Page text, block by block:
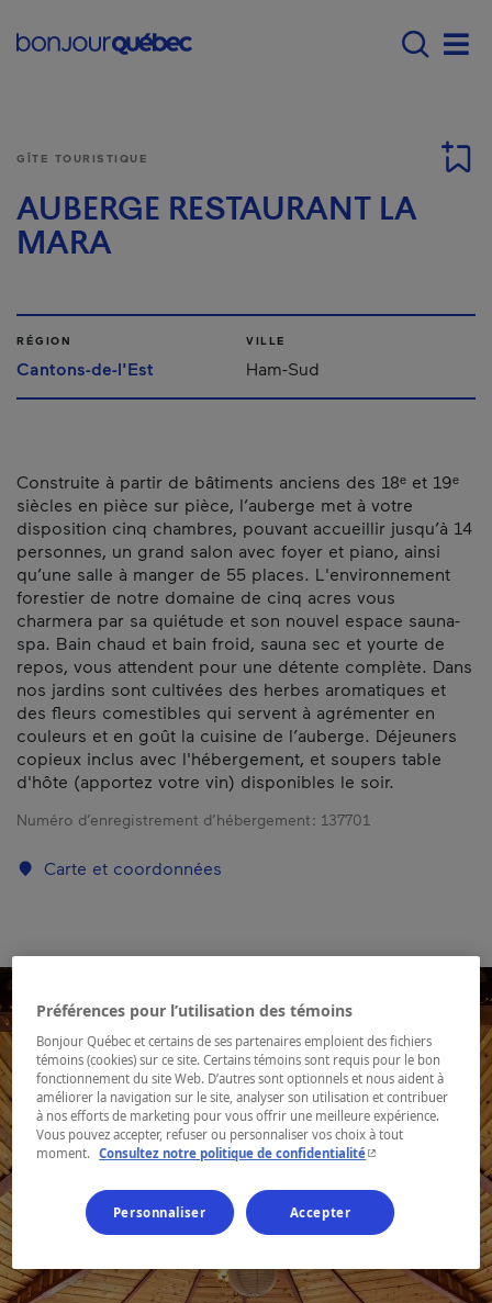
Main navigation -
GÎTE TOURISTIQUE
AUBERGE RESTAURANT LA
MARA
RÉGION
Cantons-de-l'Est
VILLE
Ham-Sud
Construite à partir de bâtiments anciens des 18ᵉ et 19ᵉ
siècles en pièce sur pièce, l’auberge met à votre
disposition cinq chambres, pouvant accueillir jusqu’à 14
personnes, un grand salon avec foyer et piano, ainsi
qu’une salle à manger de 55 places. L'environnement
forestier de notre domaine de cinq acres vous
charmera par sa quiétude et son nouvel espace sauna-
spa. Bain chaud et bain froid, sauna sec et yourte de
repos, vous attendent pour une détente complète. Dans
nos jardins sont cultivées des herbes aromatiques et
des fleurs comestibles qui servent à agrémenter en
couleurs et en goût la cuisine de l’auberge. Déjeuners
copieux inclus avec l'hébergement, et soupers table
d'hôte (apportez votre vin) disponibles le soir.
Numéro d’enregistrement d’hébergement : 137701
Carte et coordonnées
Préférences pour l’utilisation des témoins
Bonjour Québec et certains de ses partenaires emploient des fichiers
témoins (cookies) sur ce site. Certains témoins sont requis pour le bon
fonctionnement du site Web. D’autres sont optionnels et nous aident à
améliorer la navigation sur le site, analyser son utilisation et contribuer
à nos efforts de marketing pour vous offrir une meilleure expérience.
Vous pouvez accepter, refuser ou personnaliser vos choix à tout
moment.
Consultez notre politique de confidentialité- Cet hyperlien
Personnaliser Accepter